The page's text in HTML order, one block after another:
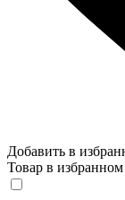
Добавить в
Товар в избранном